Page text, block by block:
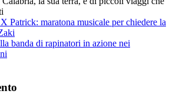
Patrick: maratona musicale per chiedere la
banda di rapinatori in azione nei